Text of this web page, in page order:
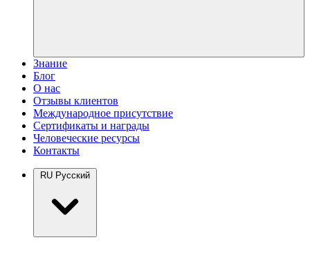
Знание
Блог
О нас
Отзывы клиентов
Международное присутствие
Сертификаты и награды
Человеческие ресурсы
Контакты
RU Русский